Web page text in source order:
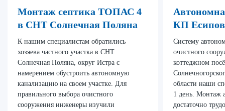
Монтаж септика ТОПАС 4
в СНТ Солнечная Поляна
К нашим специалистам обратились
хозяева частного участка в СНТ
Солнечная Поляна, округ Истра с
намерением обустроить автономную
канализацию на своем участке. Для
правильного выбора очистного
сооружения инженеры изучили
КП
Систему
очистного
коттеджном
области наши
1 день. Монтаж
достаточно